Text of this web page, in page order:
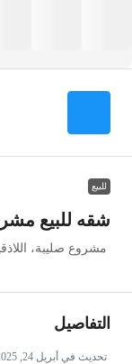
للبيع
شقه للبيع
مشروع صليبة،
التفاصيل
تحديث في أبريل 24, 2025 في 5:09 م